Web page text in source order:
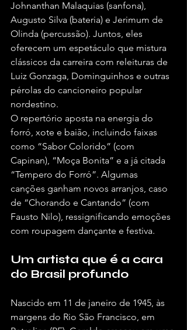
Johnanthan Malaquias (sanfona),
Augusto Silva (bateria) e Jerimum de
Olinda (percussão). Juntos, eles
oferecem um espetáculo que mistura
clássicos da carreira com releituras de
Luiz Gonzaga, Dominguinhos e outras
pérolas do cancioneiro popular
nordestino.
O repertório aposta na energia do
forró, xote e baião, incluindo faixas
como “Sabor Colorido” (com
Capinan), “Moça Bonita” e a já citada
“Tempero do Forró”. Algumas
canções ganham novos arranjos, caso
de “Chorando e Cantando” (com
Fausto Nilo), ressignificando emoções
com roupagem dançante e festiva.
Um artista que é a cara
do Brasil profundo
Nascido em 11 de janeiro de 1945, às
margens do Rio São Francisco, em